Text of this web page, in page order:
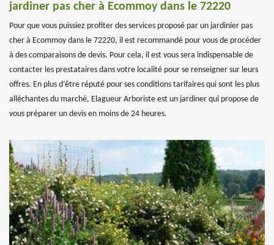
jardiner pas cher à Ecommoy dans le 72220
Pour que vous puissiez profiter des services proposé par un jardinier pas
cher à Ecommoy dans le 72220, il est recommandé pour vous de procéder
à des comparaisons de devis. Pour cela, il est vous sera indispensable de
contacter les prestataires dans votre localité pour se renseigner sur leurs
offres. En plus d’être réputé pour ses conditions tarifaires qui sont les plus
alléchantes du marché, Elagueur Arboriste est un jardiner qui propose de
vous préparer un devis en moins de 24 heures.